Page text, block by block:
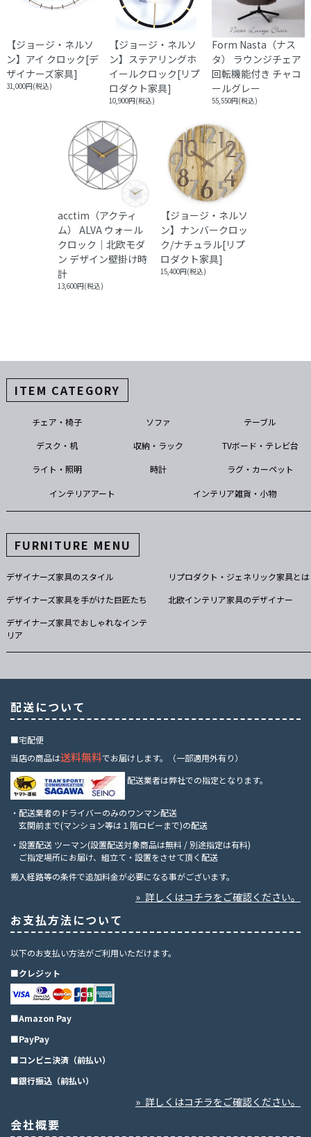
【ジョージ・ネルソ
ン】アイ クロック[デ
ザイナーズ家具]
31,000円(税込)
【ジョージ・ネルソ
ン】ステアリングホ
イールクロック[リプ
ロダクト家具]
10,900円(税込)
Form Nasta（ナス
タ） ラウンジチェア
回転機能付き チャコ
ールグレー
55,550円(税込)
acctim（アクティ
ム） ALVA ウォール
クロック｜北欧モダ
ン デザイン壁掛け時
計
13,600円(税込)
【ジョージ・ネルソ
ン】ナンバークロッ
ク/ナチュラル[リプ
ロダクト家具]
15,400円(税込)
ITEM CATEGORY
チェア・椅子 ソファ テーブル
デスク・机 収納・ラック TVボード・テレビ台
ライト・照明 時計 ラグ・カーペット
インテリアアート インテリア雑貨・小物
FURNITURE MENU
デザイナーズ家具のスタイル
リプロダクト・ジェネリック家具とは
デザイナーズ家具を手がけた巨匠たち
北欧インテリア家具のデザイナー
デザイナーズ家具でおしゃれなインテ
リア
配送について
■宅配便
当店の商品は送料無料でお届けします。（一部適用外有り）
配送業者は弊社での指定となります。
・配送業者のドライバーのみのワンマン配送
玄関前まで(マンション等は１階ロビーまで)の配送
・設置配送 ツーマン(設置配送対象商品は無料 / 別途指定は有料)
ご指定場所にお届け、組立て・設置をさせて頂く配送
搬入経路等の条件で追加料金が必要になる事がございます。
» 詳しくはコチラをご確認ください。
お支払方法について
以下のお支払い方法がご利用いただけます。
■クレジット
■Amazon Pay
■PayPay
■コンビニ決済（前払い）
■銀行振込（前払い）
» 詳しくはコチラをご確認ください。
会社概要